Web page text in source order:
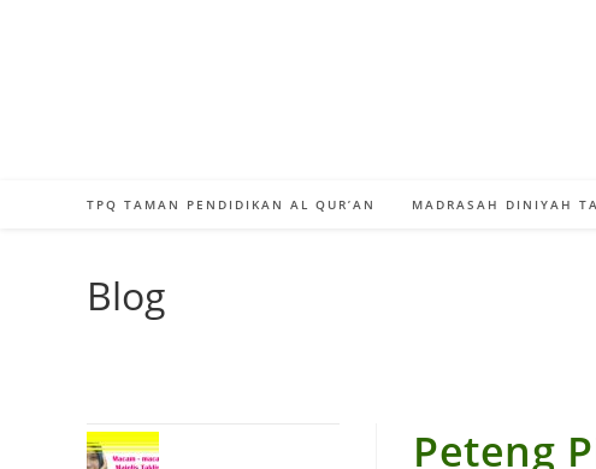
TPQ TAMAN PENDIDIKAN AL QUR’AN MADRASAH DINIYAH
Blog
Peteng